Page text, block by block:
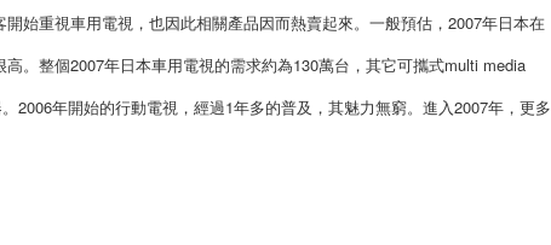
始重視車用電視，也因此相關產品因而熱賣起來。一般預估，2007年日本在
。整個2007年日本車用電視的需求約為130萬台，其它可攜式multi media
2006年開始的行動電視，經過1年多的普及，其魅力無窮。進入2007年，更多